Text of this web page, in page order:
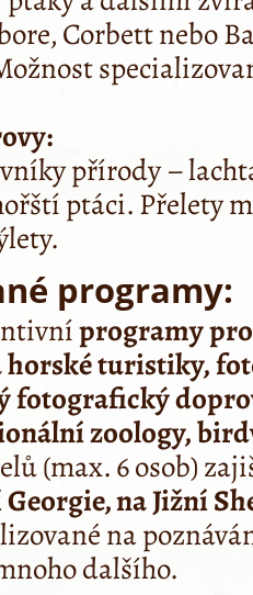
Corbett nebo
přírody –
ptáci. Přelety
programy:
pro­gramy
turistiky,
fotografický
zoology,
(max. 6 osob)
na Jižní
na
dalšího.